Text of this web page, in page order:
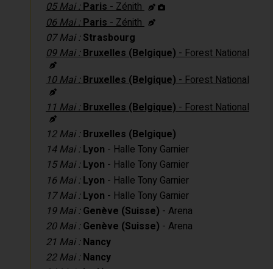
05 Mai :Paris- Zénith
06 Mai : Paris - Zénith
07 Mai : Strasbourg
09 Mai :Bruxelles (Belgique)- Forest National
10 Mai :Bruxelles (Belgique)- Forest National
11 Mai : Bruxelles (Belgique) - Forest National
12 Mai : Bruxelles (Belgique)
14 Mai : Lyon - Halle Tony Garnier
15 Mai : Lyon - Halle Tony Garnier
16 Mai : Lyon - Halle Tony Garnier
17 Mai : Lyon - Halle Tony Garnier
19 Mai : Genève (Suisse) - Arena
20 Mai : Genève (Suisse) - Arena
21 Mai : Nancy
22 Mai : Nancy